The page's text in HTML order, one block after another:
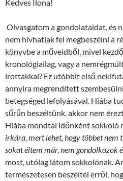
Kedves Ilona!
Olvasgatom a gondolataidat, és
nem hívhatlak fel megbeszélni a
könyvbe a műveidből, mivel
kronológiailag, vagy a
írottakkal? Ez utóbbit első
annyira megrendített
betegséged lefolyásával. Hiába
sűrűn beszéltünk, akkor nem
Hiába mondtál időnként sokkoló
irkára, mert lehet, hogy többet nem
sokat éltem már, nem gondolkozok
most, utólag látom sokkolónak.
természetesen beszéltél erről,